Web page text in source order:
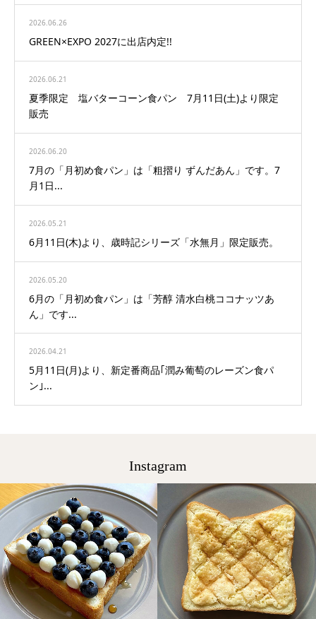
2026.06.26
GREEN×EXPO 2027に出店内定!!
2026.06.21
夏季限定 塩バターコーン食パン 7月11日(土)より限定
販売
2026.06.20
7月の「月初め食パン」は「粗摺り ずんだあん」です。7
月1日...
2026.05.21
6月11日(木)より、歳時記シリーズ「水無月」限定販売。
2026.05.20
6月の「月初め食パン」は「芳醇 清水白桃ココナッツあ
ん」です...
2026.04.21
5月11日(月)より、新定番商品｢潤み葡萄のレーズン食パ
ン｣...
Instagram